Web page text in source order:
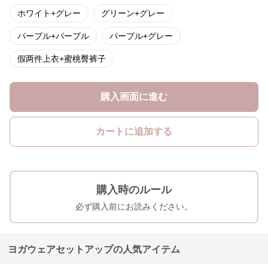
ホワイト+グレー グリーン+グレー
パープル+パープル パープル+グレー
假两件上衣+蜜桃臀裤子
購入画面に進む
カートに追加する
購入時のルール
必ず購入前にお読みください。
ヨガウェアセットアップの人気アイテム